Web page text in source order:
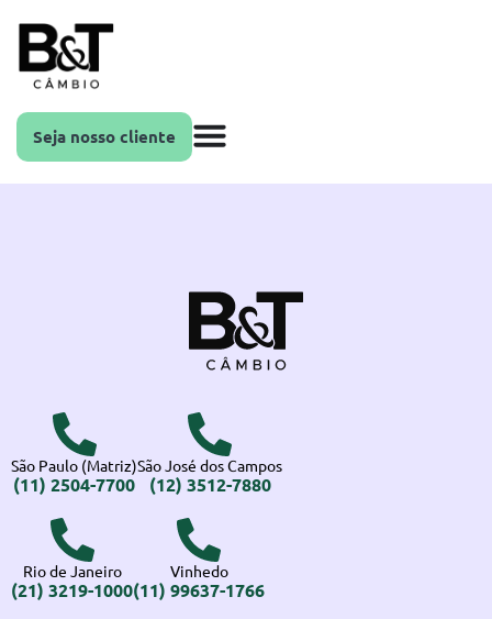
Seja nosso cliente
São Paulo (Matriz)
(11) 2504-7700
São José dos Campos
(12) 3512-7880
Rio de Janeiro
(21) 3219-1000
Vinhedo
(11) 99637-1766